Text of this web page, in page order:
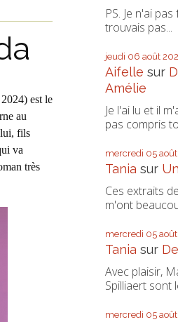
est le
au
fils
va
très
PS. Je n'ai
trouvais pas...
jeudi 06 août
Aifelle sur
Amélie
Je l'ai lu et il
pas compris
mercredi 05
Tania sur
Ces extraits
m'ont
mercredi 05
Tania sur
Avec plaisir,
Spilliaert sont
mercredi 05